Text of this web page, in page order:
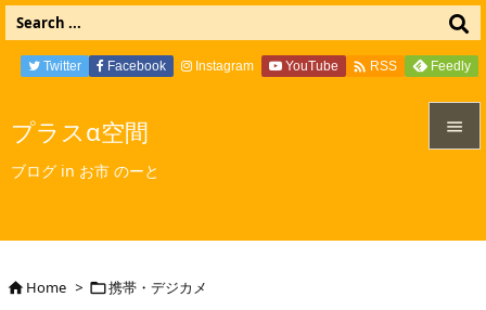
プラスα空間
ブログ in お市 のーと

Twitter Facebook Instagram YouTube  RSS Feedly
Home > 携帯・デジカメ